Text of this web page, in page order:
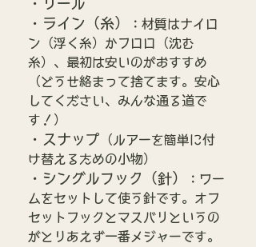
・リール
・ライン（糸）
：材質はナイロ
ン（浮く糸）かフロロ（沈む
糸）、最初は安いのがおすすめ
（どうせ絡まって捨てます。安心
してください、みんな通る道で
す！）
・スナップ （ルアーを簡単に付
け替えるための小物）
・シングルフック（針）
：ワー
ムをセットして使う針です。オフ
セットフックとマスバリというの
がとりあえず一番メジャーです。